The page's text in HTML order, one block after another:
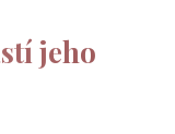
jeho